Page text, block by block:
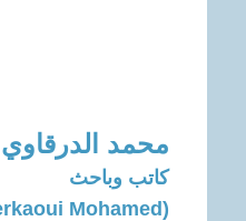
محمد الدرقاوي
كاتب وباحث
(Derkaoui Mohamed)